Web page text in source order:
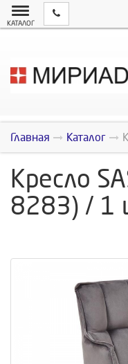
КАТАЛОГ
Главная Каталог
Кресло
8283) / 1